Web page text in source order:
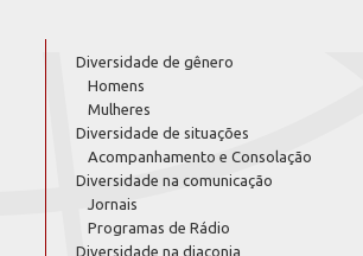
Diversidade de gênero
Homens
Mulheres
Diversidade de situações
Acompanhamento e Consolação
Diversidade na comunicação
Jornais
Programas de Rádio
Diversidade na diaconia